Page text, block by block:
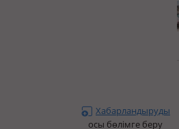
Хабарландыруды
осы бөлімге беру